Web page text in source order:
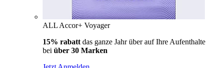
ALL Accor+ Voyager
15% rabatt das ganze Jahr über auf Ihre Aufenthalte
bei über 30 Marken